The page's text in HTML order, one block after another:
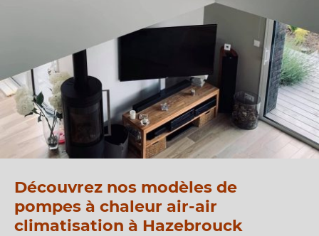
Découvrez nos modèles de
pompes à chaleur air-air
climatisation à Hazebrouck